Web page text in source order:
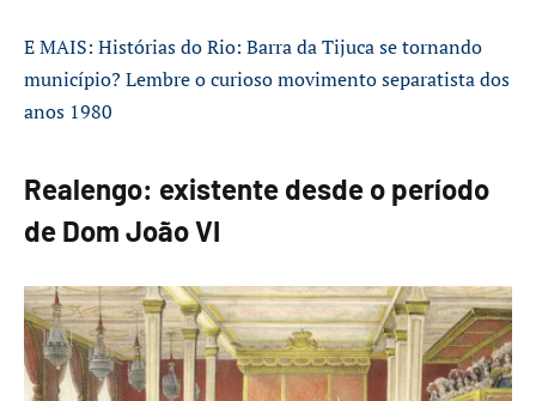
E MAIS: Histórias do Rio: Barra da Tijuca se tornando
município? Lembre o curioso movimento separatista dos
anos 1980
Realengo: existente desde o período
de Dom João VI